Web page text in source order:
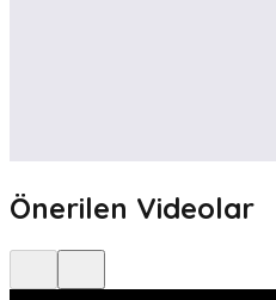
Önerilen Videolar